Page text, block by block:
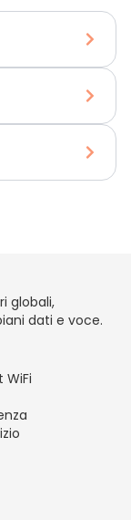
globali,
dati e voce.
WiFi